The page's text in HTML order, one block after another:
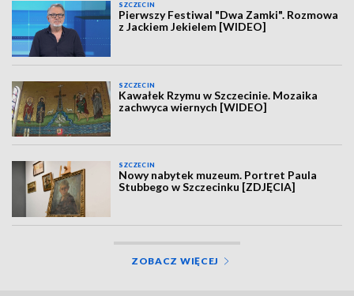
SZCZECIN
Pierwszy Festiwal "Dwa Zamki". Rozmowa
z Jackiem Jekielem [WIDEO]
SZCZECIN
Kawałek Rzymu w Szczecinie. Mozaika
zachwyca wiernych [WIDEO]
SZCZECIN
Nowy nabytek muzeum. Portret Paula
Stubbego w Szczecinku [ZDJĘCIA]
ZOBACZ WIĘCEJ